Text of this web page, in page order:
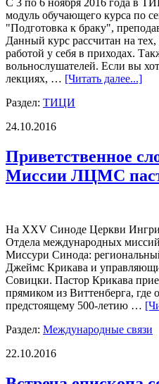
С 3 по 6 ноября 2016 года в
модуль обучающего курса по
"Подготовка к браку",
Данный курс рассчитан на тех,
работой у себя в приходах.
вольнослушателей. Если вы
лекциях, … [Читать далее...]
Раздел: ТИЦИ
24.10.2016
Приветственное
Миссии ЛЦМС
На XXV Синоде Церкви
Отдела международных
Миссури Синода:
Джеймс Крикава и
Совицки. Пастор Крикава
прямиком из Виттенберга, где
предстоящему 500-летию …
Раздел: Международные связи
22.10.2016